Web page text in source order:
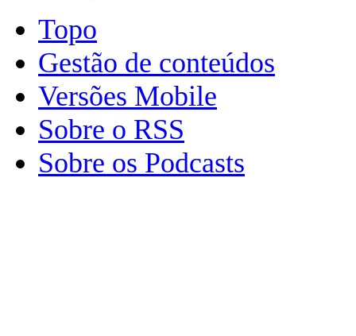
Topo
Gestão de conteúdos
Versões Mobile
Sobre o RSS
Sobre os Podcasts